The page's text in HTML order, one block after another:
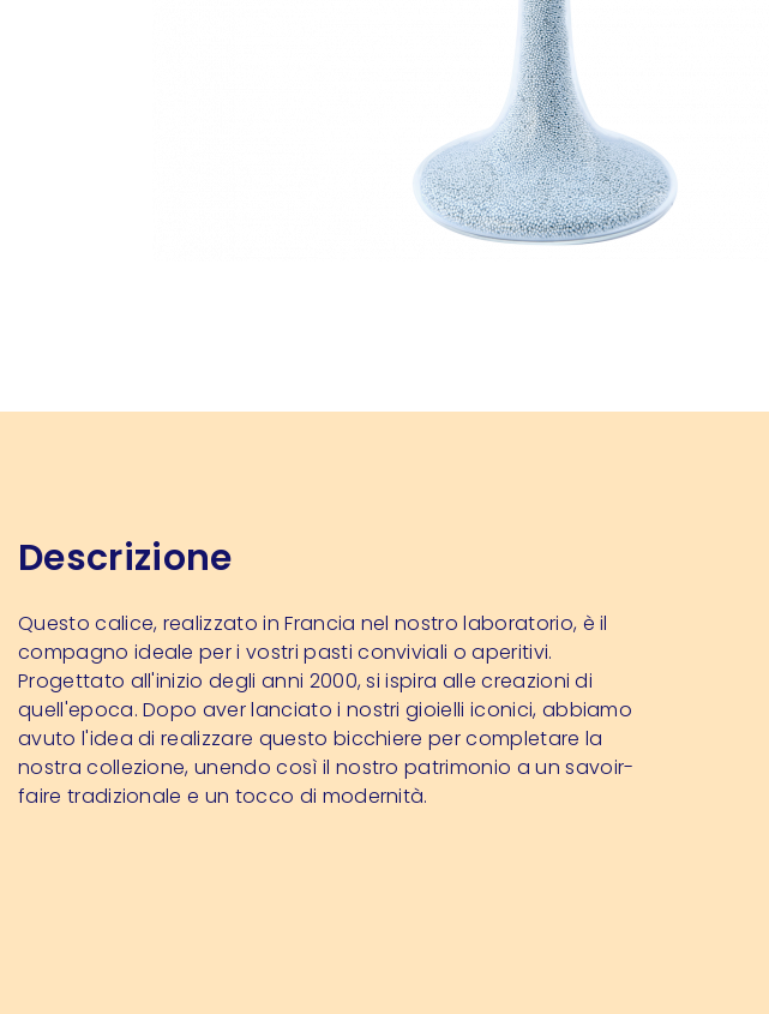
Descrizione
Questo calice, realizzato in Francia nel nostro laboratorio, è il
compagno ideale per i vostri pasti conviviali o aperitivi.
Progettato all'inizio degli anni 2000, si ispira alle creazioni di
quell'epoca. Dopo aver lanciato i nostri gioielli iconici, abbiamo
avuto l'idea di realizzare questo bicchiere per completare la
nostra collezione, unendo così il nostro patrimonio a un savoir-
faire tradizionale e un tocco di modernità.